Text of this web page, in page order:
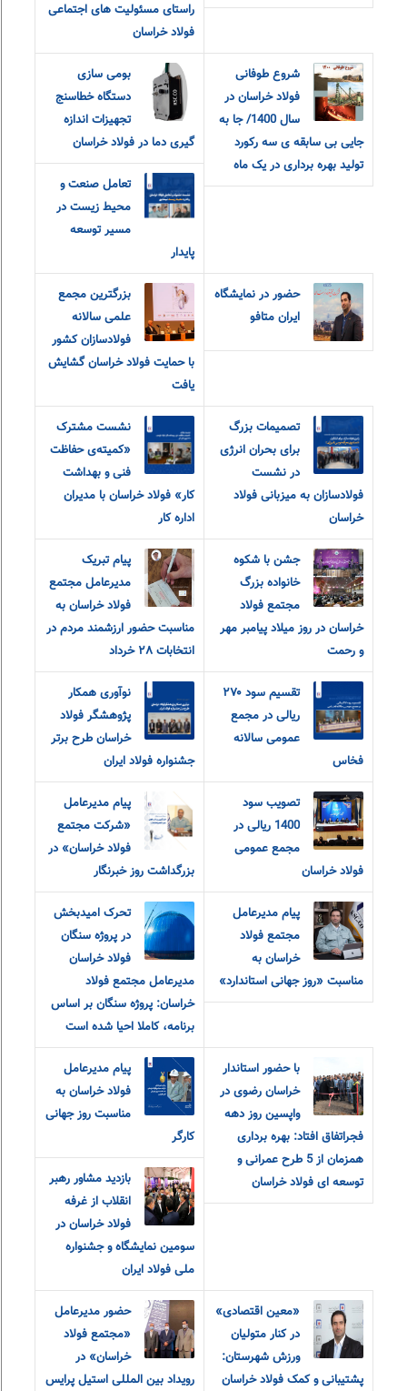
راستای مسئولیت های اجتماعی
فولاد خراسان
شروع طوفانی
فولاد خراسان در
سال 1400/ جا به
جایی بی سابقه ی سه رکورد
تولید بهره برداری در یک ماه
بومی سازی
دستگاه خطاسنج
تجهیزات اندازه
گیری دما در فولاد خراسان
تعامل صنعت و
محیط زیست در
مسیر توسعه
پایدار
حضور در نمایشگاه
ایران متافو
بزرگترین مجمع
علمی سالانه
فولادسازان کشور
با حمایت فولاد خراسان گشایش
یافت
تصمیمات بزرگ
برای بحران انرژی
در نشست
فولادسازان به میزبانی فولاد
خراسان
نشست مشترک
«کمیته‌ی حفاظت
فنی و بهداشت
کار» فولاد خراسان با مدیران
اداره کار
جشن با شکوه
خانواده بزرگ
مجتمع فولاد
خراسان در روز میلاد پیامبر مهر
و رحمت
پیام تبریک
مدیرعامل مجتمع
فولاد خراسان به
مناسبت حضور ارزشمند مردم در
انتخابات ٢٨ خرداد
تقسیم سود ۲۷۰
ریالی در مجمع
عمومی سالانه
فخاس
نوآوری همکار
پژوهشگر فولاد
خراسان طرح برتر
جشنواره فولاد ایران
تصویب سود
1400 ریالی در
مجمع عمومی
فولاد خراسان
پیام مدیرعامل
«شرکت مجتمع
فولاد خراسان» در
بزرگداشت روز خبرنگار
پیام مدیرعامل
مجتمع فولاد
خراسان به
مناسبت «روز جهانی استاندارد»
تحرک امیدبخش
در پروژه سنگان
فولاد خراسان
مدیرعامل مجتمع فولاد
خراسان: پروژه سنگان بر اساس
برنامه، کاملا احیا شده است
با حضور استاندار
خراسان رضوی در
واپسین روز دهه
فجراتفاق افتاد: بهره برداری
همزمان از 5 طرح عمرانی و
توسعه ای فولاد خراسان
پیام مدیرعامل
فولاد خراسان به
مناسبت روز جهانی
کارگر
بازدید مشاور رهبر
انقلاب از غرفه
فولاد خراسان در
سومین نمایشگاه و جشنواره
ملی فولاد ایران
«معین اقتصادی»
در کنار متولیان
ورزش شهرستان:
پشتیبانی و کمک فولاد خراسان
حضور مدیرعامل
«مجتمع فولاد
خراسان» در
رویداد بین المللی استیل پرایس